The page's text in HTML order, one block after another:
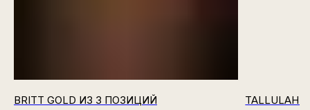
BRITT GOLD ИЗ 3 ПОЗИЦИЙ TALLULAH